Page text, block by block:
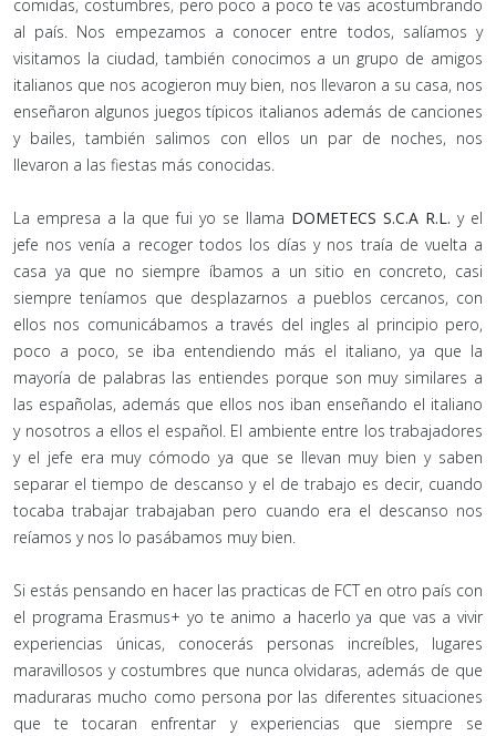
comidas, costumbres, pero poco a poco te vas acostumbrando
al país. Nos empezamos a conocer entre todos, salíamos y
visitamos la ciudad, también conocimos a un grupo de amigos
italianos que nos acogieron muy bien, nos llevaron a su casa, nos
enseñaron algunos juegos típicos italianos además de canciones
y bailes, también salimos con ellos un par de noches, nos
llevaron a las fiestas más conocidas.
La empresa a la que fui yo se llama DOMETECS S.C.A R.L. y el
jefe nos venía a recoger todos los días y nos traía de vuelta a
casa ya que no siempre íbamos a un sitio en concreto, casi
siempre teníamos que desplazarnos a pueblos cercanos, con
ellos nos comunicábamos a través del ingles al principio pero,
poco a poco, se iba entendiendo más el italiano, ya que la
mayoría de palabras las entiendes porque son muy similares a
las españolas, además que ellos nos iban enseñando el italiano
y nosotros a ellos el español. El ambiente entre los trabajadores
y el jefe era muy cómodo ya que se llevan muy bien y saben
separar el tiempo de descanso y el de trabajo es decir, cuando
tocaba trabajar trabajaban pero cuando era el descanso nos
reíamos y nos lo pasábamos muy bien.
Si estás pensando en hacer las practicas de FCT en otro país con
el programa Erasmus+ yo te animo a hacerlo ya que vas a vivir
experiencias únicas, conocerás personas increíbles, lugares
maravillosos y costumbres que nunca olvidaras, además de que
maduraras mucho como persona por las diferentes situaciones
que te tocaran enfrentar y experiencias que siempre se